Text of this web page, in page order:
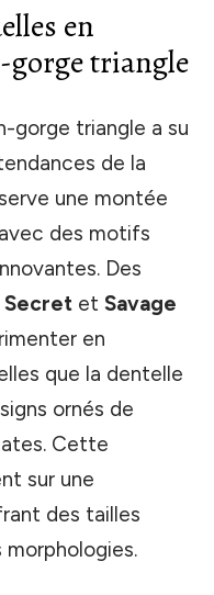
en
gorge triangle
gorge triangle a su
de la
une montée
des motifs
Des
Secret et Savage
en
que la dentelle
ornés de
Cette
sur une
des tailles